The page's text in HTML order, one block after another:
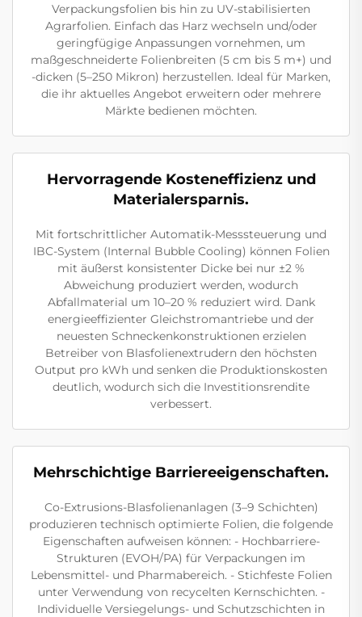
Verpackungsfolien bis hin zu UV-stabilisierten
Agrarfolien. Einfach das Harz wechseln und/oder
geringfügige Anpassungen vornehmen, um
maßgeschneiderte Folienbreiten (5 cm bis 5 m+) und
-dicken (5–250 Mikron) herzustellen. Ideal für Marken,
die ihr aktuelles Angebot erweitern oder mehrere
Märkte bedienen möchten.
Hervorragende Kosteneffizienz und
Materialersparnis.
Mit fortschrittlicher Automatik-Messsteuerung und
IBC-System (Internal Bubble Cooling) können Folien
mit äußerst konsistenter Dicke bei nur ±2 %
Abweichung produziert werden, wodurch
Abfallmaterial um 10–20 % reduziert wird. Dank
energieeffizienter Gleichstromantriebe und der
neuesten Schneckenkonstruktionen erzielen
Betreiber von Blasfolienextrudern den höchsten
Output pro kWh und senken die Produktionskosten
deutlich, wodurch sich die Investitionsrendite
verbessert.
Mehrschichtige Barriereeigenschaften.
Co-Extrusions-Blasfolienanlagen (3–9 Schichten)
produzieren technisch optimierte Folien, die folgende
Eigenschaften aufweisen können: - Hochbarriere-
Strukturen (EVOH/PA) für Verpackungen im
Lebensmittel- und Pharmabereich. - Stichfeste Folien
unter Verwendung von recycelten Kernschichten. -
Individuelle Versiegelungs- und Schutzschichten in